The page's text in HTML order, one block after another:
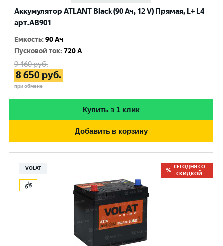
Аккумулятор ATLANT Black (90 Ач, 12 V) Прямая, L+ L4
арт.AB901
Емкость:90 Ач
Пусковой ток:720 A
9 460руб.
8 650 руб.
при обмене
Купить в 1 клик
Добавить в корзину
VOLAT
СЕГОДНЯ СО
СКИДКОЙ